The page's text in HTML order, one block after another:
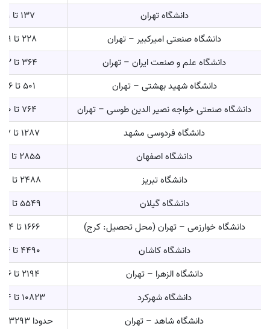
دانشگاه تهران
137 تا 319
دانشگاه صنعتی امیرکبیر – تهران
228 تا 339
دانشگاه علم و صنعت ایران – تهران
364 تا 1132
دانشگاه شهید بهشتی – تهران
501 تا 1866
دانشگاه صنعتی خواجه نصیر الدین طوسی – تهران
764 تا 1080
دانشگاه فردوسی مشهد
1287 تا 2967
دانشگاه اصفهان
2855 تا 4105
دانشگاه تبریز
2488 تا 8871
دانشگاه گیلان
5549 تا 8231
دانشگاه خوارزمی – تهران (محل تحصیل: کرج)
1666 تا 7834
دانشگاه کاشان
4490 تا 11096
دانشگاه الزهرا – تهران
2194 تا 2486
دانشگاه شهرکرد
10823 تا 13274
دانشگاه شاهد – تهران
حدودا 3293 تا 3602